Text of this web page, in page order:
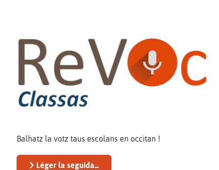
Balhatz la votz taus escolans en occitan !
Léger la seguida...